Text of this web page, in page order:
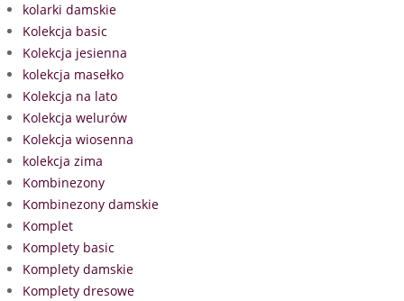
kolarki damskie
Kolekcja basic
Kolekcja jesienna
kolekcja masełko
Kolekcja na lato
Kolekcja welurów
Kolekcja wiosenna
kolekcja zima
Kombinezony
Kombinezony damskie
Komplet
Komplety basic
Komplety damskie
Komplety dresowe